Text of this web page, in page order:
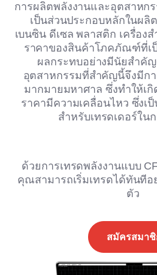
การผลิตพลังงานและอุตสาหก
เป็นส่วนประกอบหลักในผ
เบนซิน ดีเซล พลาสติก เครื่อง
ราคาของสินค้าโภคภัณฑ์ที่เ
ผลกระทบอย่างมีนัยสำคั
อุตสาหกรรมที่สำคัญนี้จึงมีก
มากมายมหาศาล ซึ่งทำให้เ
ราคามีความเคลื่อนไหว ซึ่งเ
สำหรับเทรดเดอร์ในก
ด้วยการเทรดพลังงานแบบ
คุณสามารถเริ่มเทรดได้ทันทีอ
ตัว
สมัครสมาชิ